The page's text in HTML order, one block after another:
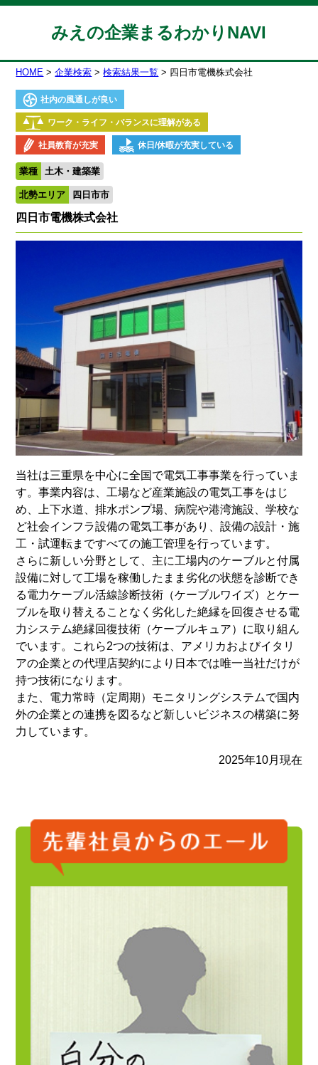
みえの企業まるわかりNAVI
HOME 企業検索 検索結果一覧 四日市電機株式会社
社内の風通しが良い
ワーク・ライフ・バランスに理解がある
社員教育が充実 休日/休暇が充実している
業種 土木・建築業
北勢エリア 四日市市
四日市電機株式会社
当社は三重県を中心に全国で電気工事事業を行っていま
す。事業内容は、工場など産業施設の電気工事をはじ
め、上下水道、排水ポンプ場、病院や港湾施設、学校な
ど社会インフラ設備の電気工事があり、設備の設計・施
工・試運転まですべての施工管理を行っています。
さらに新しい分野として、主に工場内のケーブルと付属
設備に対して工場を稼働したまま劣化の状態を診断でき
る電力ケーブル活線診断技術（ケーブルワイズ）とケー
ブルを取り替えることなく劣化した絶縁を回復させる電
力システム絶縁回復技術（ケーブルキュア）に取り組ん
でいます。これら2つの技術は、アメリカおよびイタリ
アの企業との代理店契約により日本では唯一当社だけが
持つ技術になります。
また、電力常時（定周期）モニタリングシステムで国内
外の企業との連携を図るなど新しいビジネスの構築に努
力しています。
2025年10月現在